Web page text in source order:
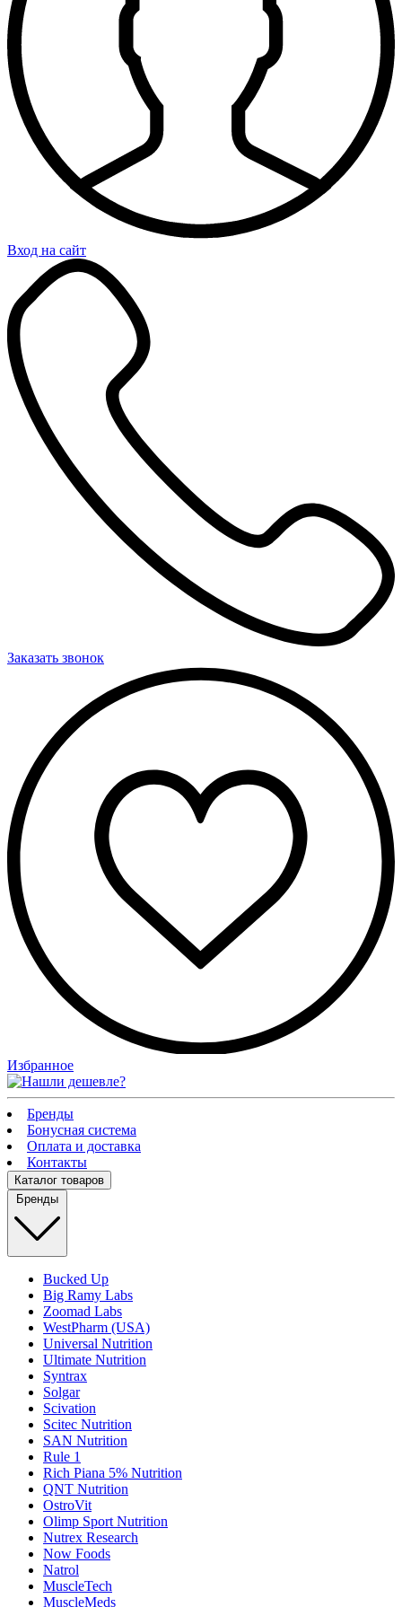
Вход на сайт
Заказать звонок
Избранное
Бренды
Бонусная система
Оплата и доставка
Контакты
Каталог товаров
Бренды
Bucked Up
Big Ramy Labs
Zoomad Labs
WestPharm (USA)
Universal Nutrition
Ultimate Nutrition
Syntrax
Solgar
Scivation
Scitec Nutrition
SAN Nutrition
Rule 1
Rich Piana 5% Nutrition
QNT Nutrition
OstroVit
Olimp Sport Nutrition
Nutrex Research
Now Foods
Natrol
MuscleTech
MuscleMeds